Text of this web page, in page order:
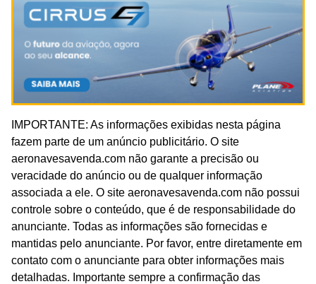
IMPORTANTE: As informações exibidas nesta página
fazem parte de um anúncio publicitário. O site
aeronavesavenda.com não garante a precisão ou
veracidade do anúncio ou de qualquer informação
associada a ele. O site aeronavesavenda.com não possui
controle sobre o conteúdo, que é de responsabilidade do
anunciante. Todas as informações são fornecidas e
mantidas pelo anunciante. Por favor, entre diretamente em
contato com o anunciante para obter informações mais
detalhadas. Importante sempre a confirmação das